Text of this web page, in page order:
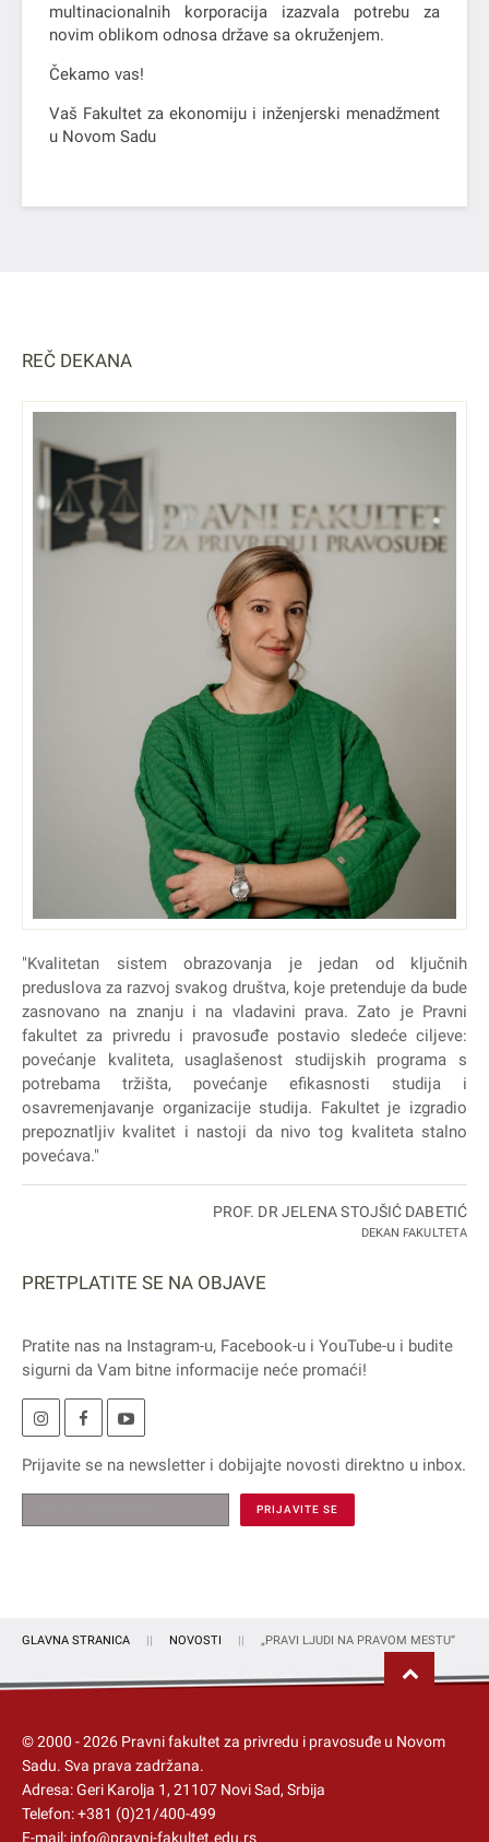
multinacionalnih korporacija izazvala potrebu za
novim oblikom odnosa države sa okruženjem.
Čekamo vas!
Vaš Fakultet za ekonomiju i inženjerski menadžment
u Novom Sadu
REČ DEKANA
"Kvalitetan sistem obrazovanja je jedan od ključnih
preduslova za razvoj svakog društva, koje pretenduje da bude
zasnovano na znanju i na vladavini prava. Zato je Pravni
fakultet za privredu i pravosuđe postavio sledeće ciljeve:
povećanje kvaliteta, usaglašenost studijskih programa s
potrebama tržišta, povećanje efikasnosti studija i
osavremenjavanje organizacije studija. Fakultet je izgradio
prepoznatljiv kvalitet i nastoji da nivo tog kvaliteta stalno
povećava."
PROF. DR JELENA STOJŠIĆ DABETIĆ
DEKAN FAKULTETA
PRETPLATITE SE NA OBJAVE
Pratite nas na Instagram-u, Facebook-u i YouTube-u i budite
sigurni da Vam bitne informacije neće promaći!
Prijavite se na newsletter i dobijajte novosti direktno u inbox.
GLAVNA STRANICA NOVOSTI „PRAVI LJUDI NA PRAVOM MESTU“
© 2000 -2026 Pravni fakultet za privredu i pravosuđe u Novom
Sadu. Sva prava zadržana.
Adresa: Geri Karolja 1, 21107 Novi Sad, Srbija
Telefon:+381 (0)21/400-499
E-mail: info@pravni-fakultet.edu.rs